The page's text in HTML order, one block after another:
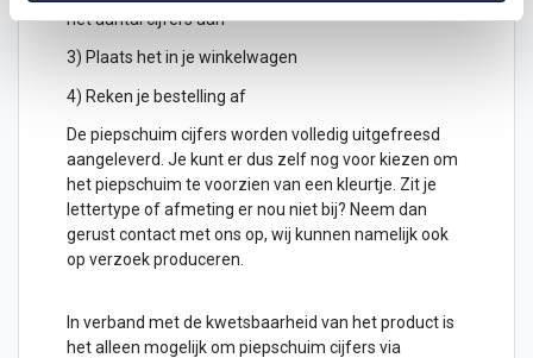
het aantal cijfers aan
3) Plaats het in je winkelwagen
4) Reken je bestelling af
De piepschuim cijfers worden volledig uitgefreesd
aangeleverd. Je kunt er dus zelf nog voor kiezen om
het piepschuim te voorzien van een kleurtje. Zit je
lettertype of afmeting er nou niet bij? Neem dan
gerust contact met ons op, wij kunnen namelijk ook
op verzoek produceren.
In verband met de kwetsbaarheid van het product is
het alleen mogelijk om piepschuim cijfers via